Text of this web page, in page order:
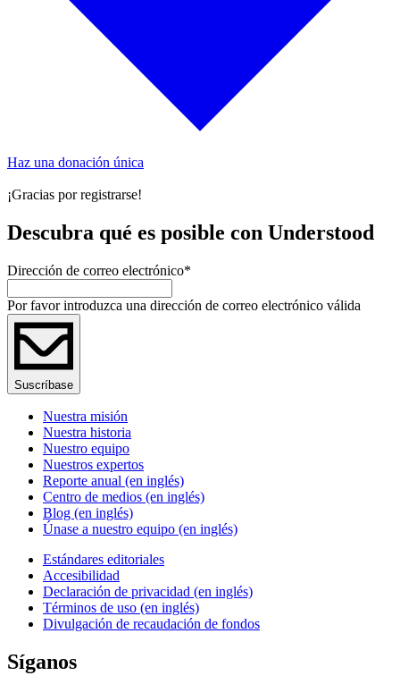
Haz una donación única
¡Gracias por registrarse!
Descubra qué es posible con Understood
Dirección de correo electrónico*
Por favor introduzca una dirección de correo electrónico válida
Suscríbase
Nuestra misión
Nuestra historia
Nuestro equipo
Nuestros expertos
Reporte anual (en inglés)
Centro de medios (en inglés)
Blog (en inglés)
Únase a nuestro equipo (en inglés)
Estándares editoriales
Accesibilidad
Declaración de privacidad (en inglés)
Términos de uso (en inglés)
Divulgación de recaudación de fondos
Síganos